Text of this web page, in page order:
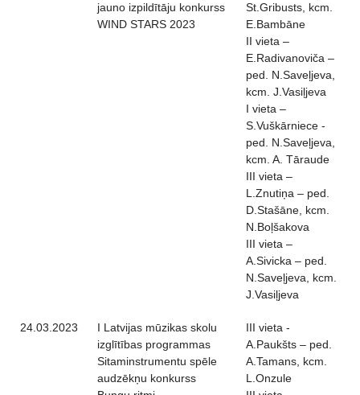
jauno izpildītāju konkurss
WIND STARS 2023
St.Gribusts, kcm.
E.Bambāne
II vieta –
E.Radivanoviča –
ped. N.Saveļjeva,
kcm. J.Vasiļjeva
I vieta –
S.Vuškārniece -
ped. N.Saveļjeva,
kcm. A. Tāraude
III vieta –
L.Znutiņa – ped.
D.Stašāne, kcm.
N.Boļšakova
III vieta –
A.Sivicka – ped.
N.Saveļjeva, kcm.
J.Vasiļjeva
24.03.2023
I Latvijas mūzikas skolu
izglītības programmas
Sitaminstrumentu spēle
audzēkņu konkurss
III vieta -
A.Paukšts – ped.
A.Tamans, kcm.
L.Onzule